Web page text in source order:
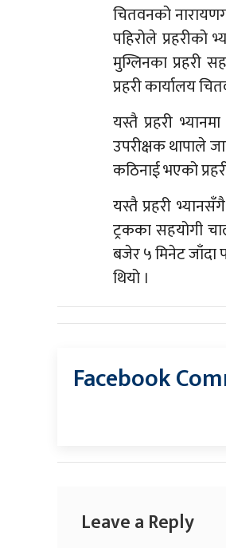
चितवनको
पहिरोले प्रहरीको
मुग्लिनका प्रहरी
प्रहरी कार्यालय
यस्तै प्रहरी
उपरीक्षक थापाले
कठिनाई भएको
यस्तै प्रहरी
ट्रकका सहयोगी
बजेर ५ मिनेट जाँदा
थियो ।
Facebook
Leave a Reply